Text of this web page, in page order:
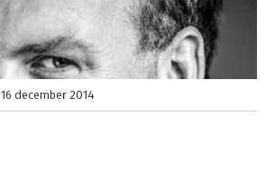
16 december 2014